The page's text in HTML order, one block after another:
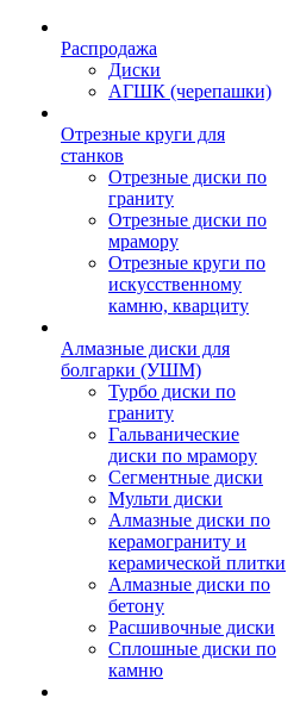
Распродажа
Диски
АГШК (черепашки)
Отрезные круги для
станков
Отрезные диски по
граниту
Отрезные диски по
мрамору
Отрезные круги по
искусственному
камню, кварциту
Алмазные диски для
болгарки (УШМ)
Турбо диски по
граниту
Гальванические
диски по мрамору
Сегментные диски
Мульти диски
Алмазные диски по
керамограниту и
керамической плитки
Алмазные диски по
бетону
Расшивочные диски
Сплошные диски по
камню